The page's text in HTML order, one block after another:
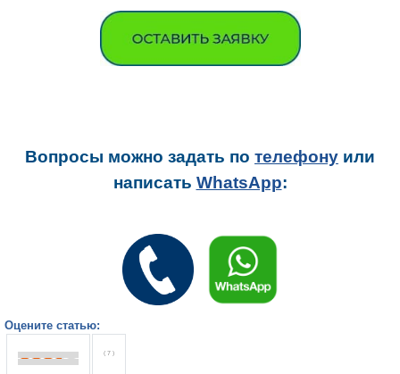
Вопросы можно задать по телефону или
написать WhatsApp:
Оцените статью:
( 7 )